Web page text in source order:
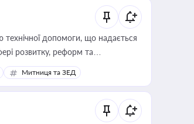
допомоги, що надається
розвитку, реформ та
Митниця та ЗЕД